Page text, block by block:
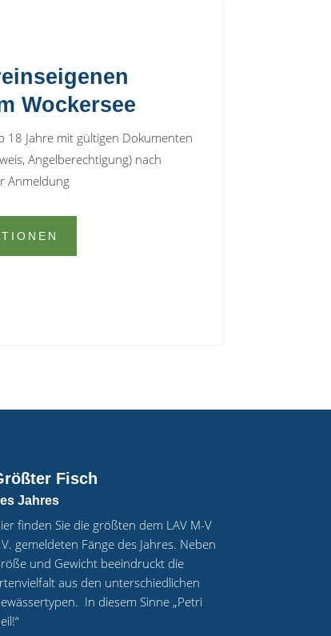
Wockersee
18 Jahre mit gültigen Dokumenten
Angelberechtigung) nach
Anmeldung
Fisch
Jahres
finden Sie die größten dem LAV M-V
gemeldeten Fänge des Jahres. Neben
und Gewicht beeindruckt die
aus den unterschiedlichen
In diesem Sinne „Petri